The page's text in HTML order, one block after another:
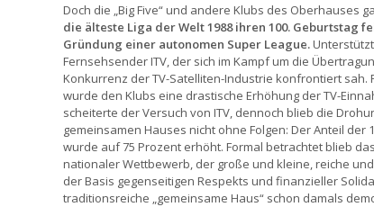
Doch die „Big Five“ und andere Klubs des Oberhauses
die älteste Liga der Welt 1988 ihren 100. Geburtstag
Gründung einer autonomen Super League.
Fernsehsender ITV, der sich im Kampf um die
Konkurrenz der TV-Satelliten-Industrie konfrontiert sah.
wurde den Klubs eine drastische Erhöhung der TV-
scheiterte der Versuch von ITV, dennoch blieb die
gemeinsamen Hauses nicht ohne Folgen: Der Anteil der
wurde auf 75 Prozent erhöht. Formal betrachtet blieb
nationaler Wettbewerb, der große und kleine, reiche
der Basis gegenseitigen Respekts und finanzieller
traditionsreiche „gemeinsame Haus“ schon damals